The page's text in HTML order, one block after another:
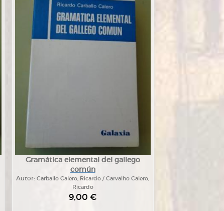
Gramática elemental del gallego
común
Autor:Carballo Calero, Ricardo / Carvalho Calero,
Ricardo
9,00 €